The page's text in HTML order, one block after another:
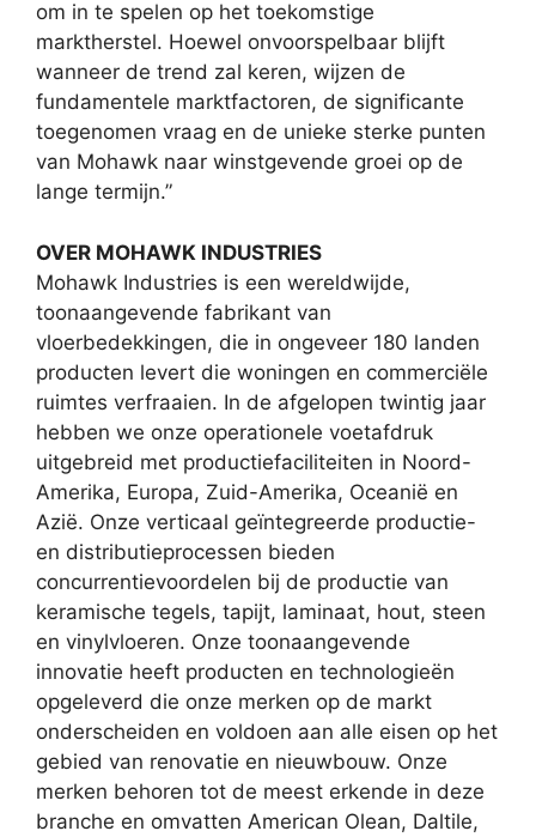
om in te spelen op het toekomstige
marktherstel. Hoewel onvoorspelbaar blijft
wanneer de trend zal keren, wijzen de
fundamentele marktfactoren, de significante
toegenomen vraag en de unieke sterke punten
van Mohawk naar winstgevende groei op de
lange termijn.”
OVER MOHAWK INDUSTRIES
Mohawk Industries is een wereldwijde,
toonaangevende fabrikant van
vloerbedekkingen, die in ongeveer 180 landen
producten levert die woningen en commerciële
ruimtes verfraaien. In de afgelopen twintig jaar
hebben we onze operationele voetafdruk
uitgebreid met productiefaciliteiten in Noord-
Amerika, Europa, Zuid-Amerika, Oceanië en
Azië. Onze verticaal geïntegreerde productie-
en distributieprocessen bieden
concurrentievoordelen bij de productie van
keramische tegels, tapijt, laminaat, hout, steen
en vinylvloeren. Onze toonaangevende
innovatie heeft producten en technologieën
opgeleverd die onze merken op de markt
onderscheiden en voldoen aan alle eisen op het
gebied van renovatie en nieuwbouw. Onze
merken behoren tot de meest erkende in deze
branche en omvatten American Olean, Daltile,